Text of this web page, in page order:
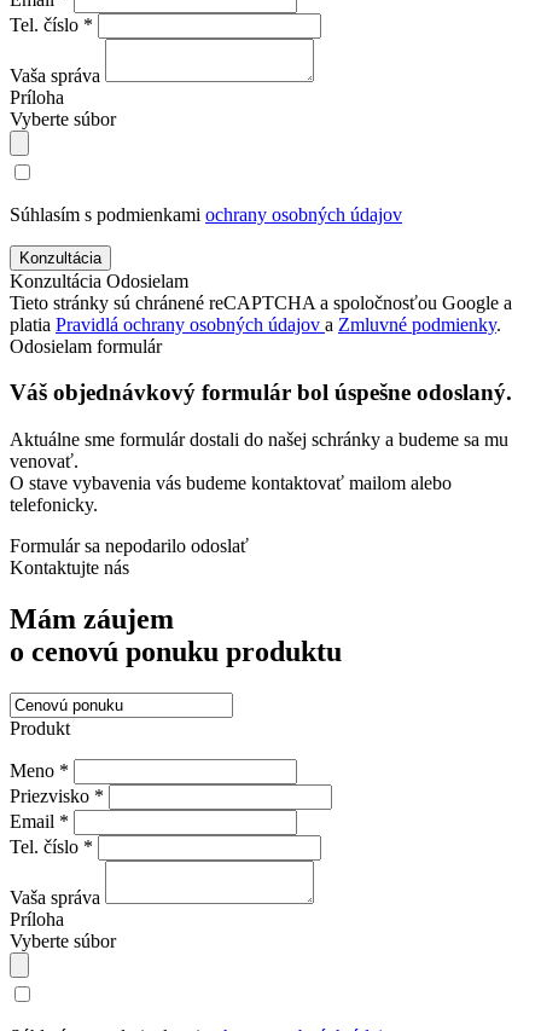
Tel. číslo *
Vaša správa
Príloha
Vyberte súbor
Súhlasím s podmienkami ochrany osobných údajov
Konzultácia Odosielam
Tieto stránky sú chránené reCAPTCHA a spoločnosťou Google a
platia Pravidlá ochrany osobných údajov a Zmluvné podmienky.
Odosielam formulár
Váš objednávkový formulár bol úspešne odoslaný.
Aktuálne sme formulár dostali do našej schránky a budeme sa mu
venovať.
O stave vybavenia vás budeme kontaktovať mailom alebo
telefonicky.
Formulár sa nepodarilo odoslať
Kontaktujte nás
Mám záujem
o cenovú ponuku produktu
Produkt
Meno *
Priezvisko *
Email *
Tel. číslo *
Vaša správa
Príloha
Vyberte súbor